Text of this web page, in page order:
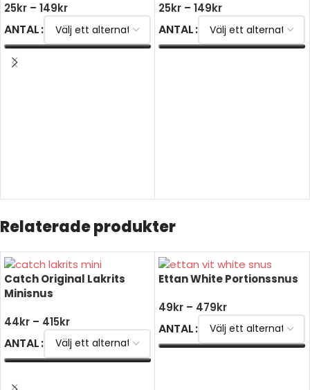
25kr – 149kr
ANTAL
VÄLJ ALTERNATIV
25kr – 149kr
ANTAL
Relaterade produkter
Catch Original Lakrits
Minisnus
44kr – 415kr
ANTAL
Ettan White Portionssnus
49kr – 479kr
ANTAL